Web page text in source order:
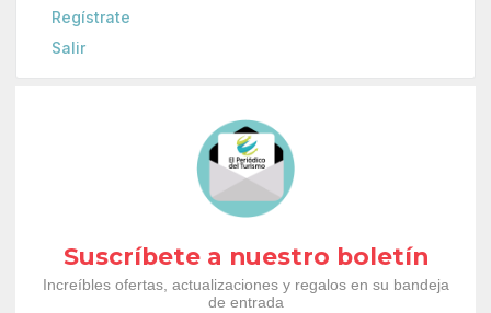
Regístrate
Salir
Suscríbete a nuestro boletín
Increíbles ofertas, actualizaciones y regalos en su bandeja
de entrada